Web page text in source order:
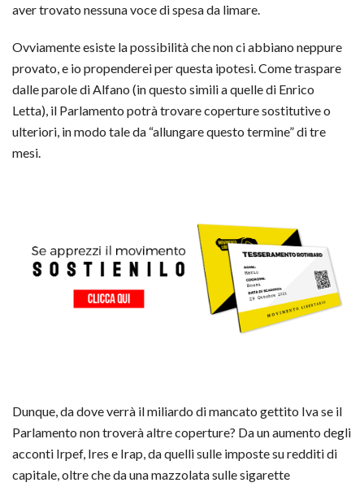
aver trovato nessuna voce di spesa da limare.
Ovviamente esiste la possibilità che non ci abbiano neppure
provato, e io propenderei per questa ipotesi. Come traspare
dalle parole di Alfano (in questo simili a quelle di Enrico
Letta), il Parlamento potrà trovare coperture sostitutive o
ulteriori, in modo tale da “allungare questo termine” di tre
mesi.
Dunque, da dove verrà il miliardo di mancato gettito Iva se il
Parlamento non troverà altre coperture? Da un aumento degli
acconti Irpef, Ires e Irap, da quelli sulle imposte su redditi di
capitale, oltre che da una mazzolata sulle sigarette